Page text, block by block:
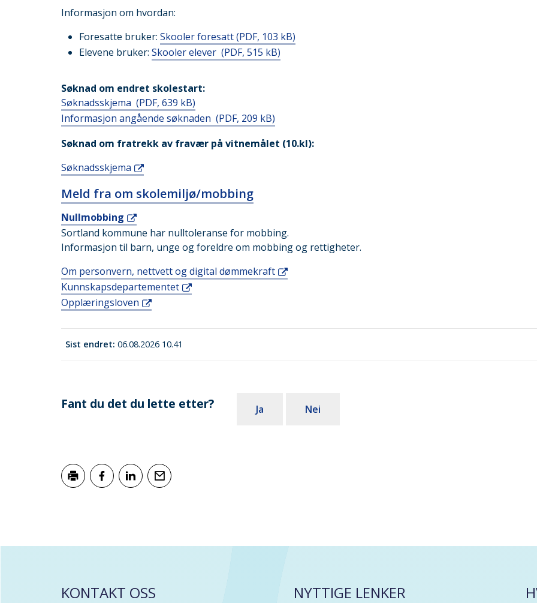
Informasjon om hvordan:
Foresatte bruker: Skooler foresatt(PDF, 103 kB)
Elevene bruker: Skooler elever (PDF, 515 kB)
Søknad om endret skolestart:
Søknadsskjema (PDF, 639 kB)
Informasjon angående søknaden (PDF, 209 kB)
Søknad om fratrekk av fravær på vitnemålet (10.kl):
Søknadsskjema
Meld fra om skolemiljø/mobbing
Nullmobbing
Sortland kommune har nulltoleranse for mobbing.
Informasjon til barn, unge og foreldre om mobbing og rettigheter.
Om personvern, nettvett og digital dømmekraft
Kunnskapsdepartementet
Opplæringsloven
Sist endret 06.08.2026 10.41
Fant du det du lette etter? Ja Nei
KONTAKT OSS NYTTIGE LENKER